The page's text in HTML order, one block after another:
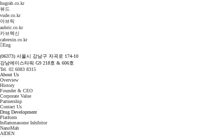
hugrab.co.kr
뷰드
vude.co.kr
아브릭
aubric.co.kr
카브렉신
cabrexin.co.kr
Eng
(06373) 서울시 강남구 자곡로 174-10
강남에이스타워 G9 218호 & 606호
Tel. 02 6083 8315
About Us
Overview
History
Founder & CEO
Corporate Value
Partnership
Contact Us
Drug Development
Platform
Inflammasome Inhibitor
NanoMab
AIDEN